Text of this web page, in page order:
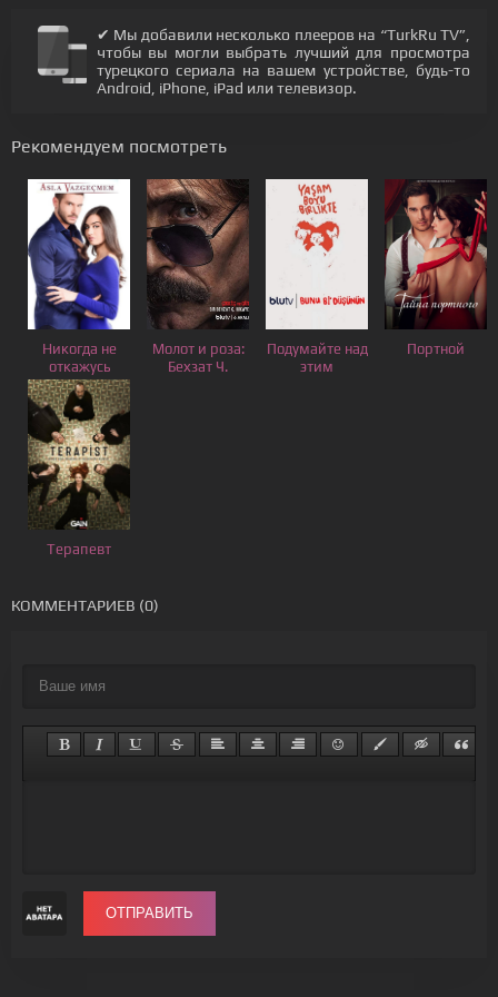
✔ Мы добавили несколько плееров на “TurkRu TV”,
чтобы вы могли выбрать лучший для просмотра
турецкого сериала на вашем устройстве, будь-то
Android, iPhone, iPad или телевизор.
Рекомендуем посмотреть
Никогда не
откажусь
Молот и роза:
Бехзат Ч.
Подумайте над
этим
Портной
Терапевт
КОММЕНТАРИЕВ (0)
ОТПРАВИТЬ